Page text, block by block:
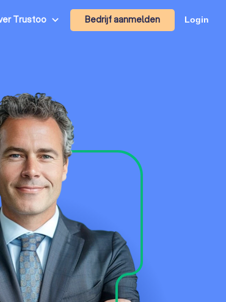
Trustoo Bedrijf aanmelden Login